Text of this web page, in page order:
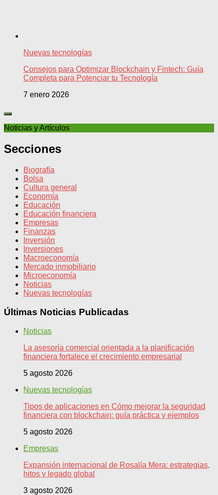
Nuevas tecnologías
Consejos para Optimizar Blockchain y Fintech: Guía
Completa para Potenciar tu Tecnología
7 enero 2026
Noticias y Artículos
Secciones
Biografía
Bolsa
Cultura general
Economía
Educación
Educación financiera
Empresas
Finanzas
Inversión
Inversiones
Macroeconomía
Mercado inmobiliario
Microeconomía
Noticias
Nuevas tecnologías
Últimas Noticias Publicadas
Noticias
La asesoría comercial orientada a la planificación
financiera fortalece el crecimiento empresarial
5 agosto 2026
Nuevas tecnologías
Tipos de aplicaciones en Cómo mejorar la seguridad
financiera con blockchain: guía práctica y ejemplos
5 agosto 2026
Empresas
Expansión internacional de Rosalía Mera: estrategias,
hitos y legado global
3 agosto 2026